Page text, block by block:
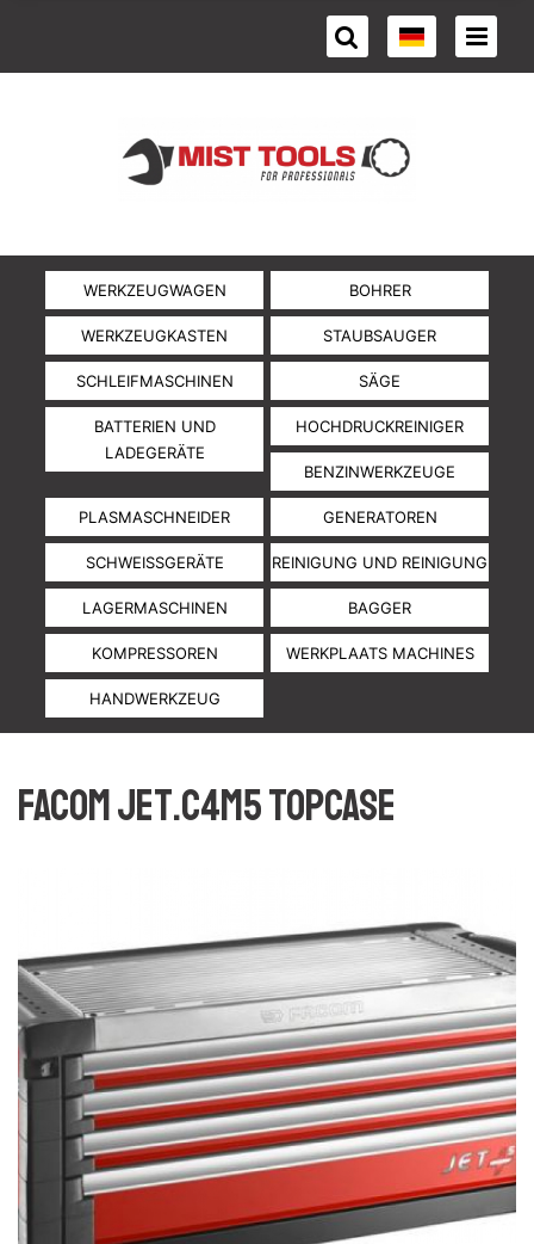
WERKZEUGWAGEN BOHRER
WERKZEUGKASTEN STAUBSAUGER
SCHLEIFMASCHINEN SÄGE
BATTERIEN UND
LADEGERÄTE
HOCHDRUCKREINIGER
BENZINWERKZEUGE
PLASMASCHNEIDER GENERATOREN
SCHWEISSGERÄTE REINIGUNG UND REINIGUNG
LAGERMASCHINEN BAGGER
KOMPRESSOREN WERKPLAATS MACHINES
HANDWERKZEUG
Facom JET.C4M5 Topcase